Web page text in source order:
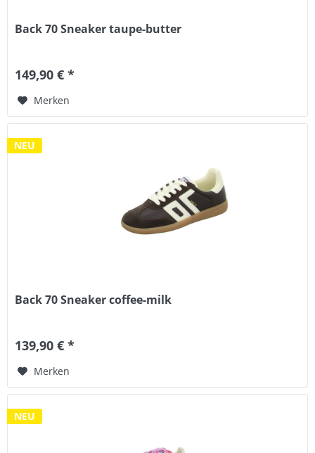
Back 70 Sneaker taupe-butter
149,90 € *
Merken
NEU
Back 70 Sneaker coffee-milk
139,90 € *
Merken
NEU